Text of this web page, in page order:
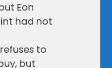
Eon
had not
to
but